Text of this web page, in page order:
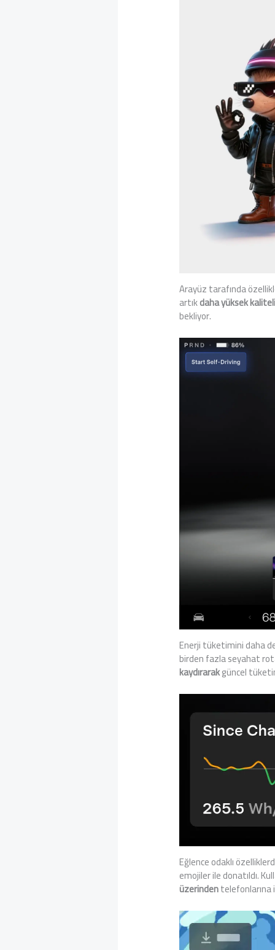
Arayüz tarafında
artıkdaha yüksek
bekliyor.
Enerji tüketimini daha
birden fazla seyahat
kaydırarakgüncel
Eğlence odaklı
emojiler ile donatıldı.
üzerinden